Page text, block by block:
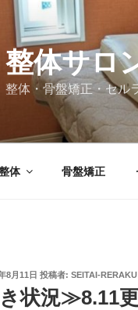
整体サロ
整体・骨盤矯正・セル
体 骨盤矯正
8月11日 投稿者: SEITAI-RERAKU
状況≫8.11